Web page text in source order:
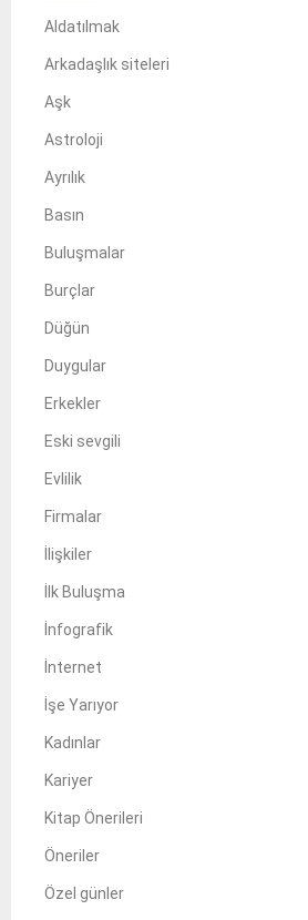
Aldatılmak
Arkadaşlık siteleri
Aşk
Astroloji
Ayrılık
Basın
Buluşmalar
Burçlar
Düğün
Duygular
Erkekler
Eski sevgili
Evlilik
Firmalar
İlişkiler
İlk Buluşma
İnfografik
İnternet
İşe Yarıyor
Kadınlar
Kariyer
Kitap Önerileri
Öneriler
Özel günler